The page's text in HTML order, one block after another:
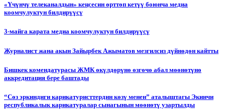
«Үчүнчү телеканалдын» кеңсесин өрттөп кетүү боюнча медиа
коомчулуктун билдирүүсү
3-майга карата медиа коомчулуктун билдирүүсү
Журналист жана акын Зайырбек Ажыматов мезгилсиз дүйнөдөн кайтты
Бишкек комендатурасы ЖМК өкүлдөрүнө өзгөчө абал мөөнөтүнө
аккредитация бере баштады
“Сөз эркиндиги карикатуристтердин көзү менен” аталыштагы Экинчи
республикалык карикатуралар сынагынын мөөнөтү узартылды